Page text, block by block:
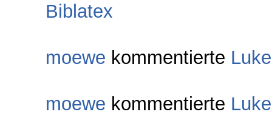
Biblatex
moewe kommentierte Luke
moewe kommentierte Luke